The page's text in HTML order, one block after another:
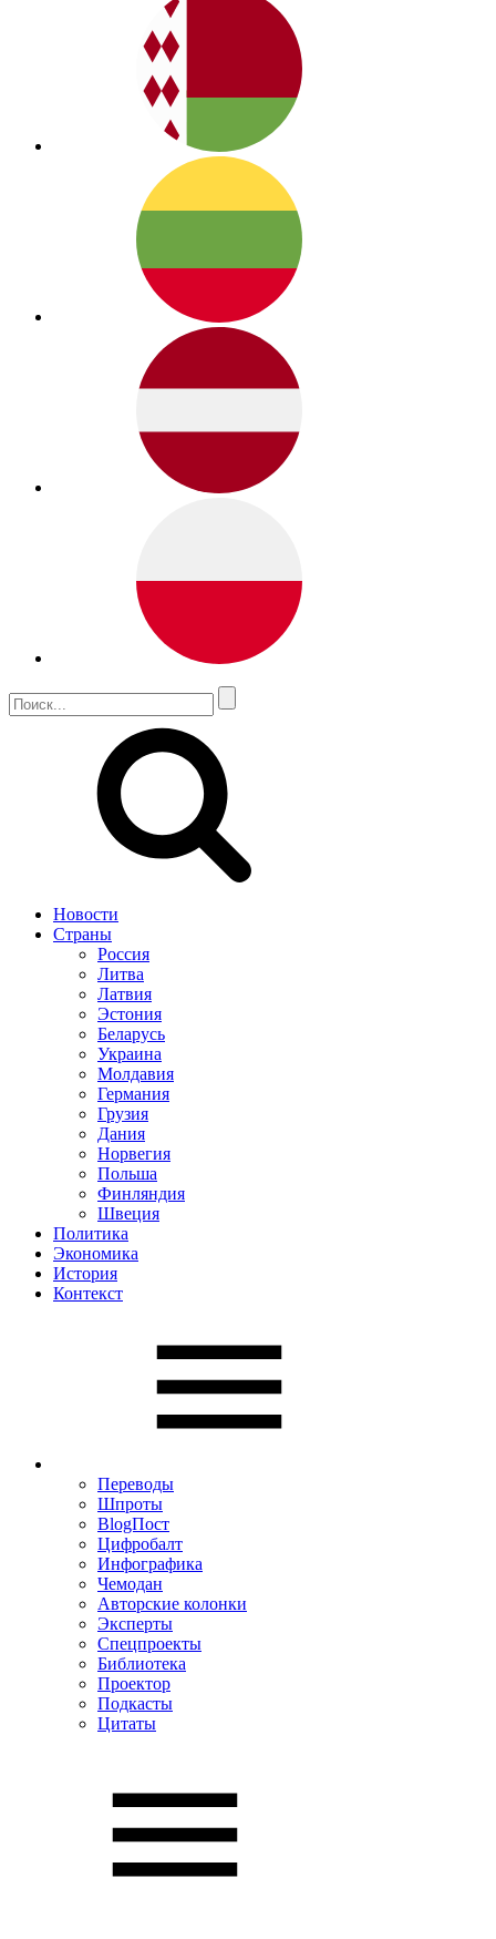
Новости
Страны
Россия
Литва
Латвия
Эстония
Беларусь
Украина
Молдавия
Германия
Грузия
Дания
Норвегия
Польша
Финляндия
Швеция
Политика
Экономика
История
Контекст
Переводы
Шпроты
BlogПост
Цифробалт
Инфографика
Чемодан
Авторские колонки
Эксперты
Спецпроекты
Библиотека
Проектор
Подкасты
Цитаты